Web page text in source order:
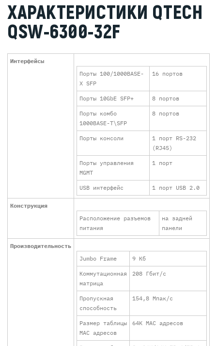
ХАРАКТЕРИСТИКИ QTECH
QSW-6300-32F
Интерфейсы
Порты 100/1000BASE-
X SFP
16 портов
Порты 10GbE SFP+ 8 портов
Порты комбо
1000BASE-T\SFP
8 портов
Порты консоли
1 порт RS-232
(RJ45)
Порты управления
MGMT
1 порт
USB интерфейс 1 порт USB 2.0
Конструкция
Расположение разъемов
питания
на задней
панели
Производительность
Jumbo Frame
9 Кб
Коммутационная
матрица
208 Гбит/с
Пропускная
способность
154,8 Мпак/с
Размер таблицы
MAC адресов
64K MAC адресов